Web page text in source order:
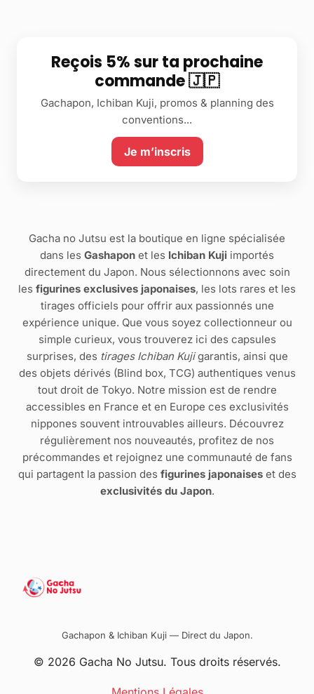
Reçois 5% sur ta prochaine
commande 🇯🇵
Gachapon, Ichiban Kuji, promos & planning des
conventions...
Je m’inscris
Gacha no Jutsu est la boutique en ligne spécialisée
dans les Gashapon et les Ichiban Kuji importés
directement du Japon. Nous sélectionnons avec soin
les figurines exclusives japonaises, les lots rares et les
tirages officiels pour offrir aux passionnés une
expérience unique. Que vous soyez collectionneur ou
simple curieux, vous trouverez ici des capsules
surprises, des tirages Ichiban Kujigarantis, ainsi que
des objets dérivés (Blind box, TCG) authentiques venus
tout droit de Tokyo. Notre mission est de rendre
accessibles en France et en Europe ces exclusivités
nippones souvent introuvables ailleurs. Découvrez
régulièrement nos nouveautés, profitez de nos
précommandes et rejoignez une communauté de fans
qui partagent la passion des figurines japonaiseset des
exclusivités du Japon.
Gachapon & Ichiban Kuji — Direct du Japon.
© 2026 Gacha No Jutsu. Tous droits réservés.